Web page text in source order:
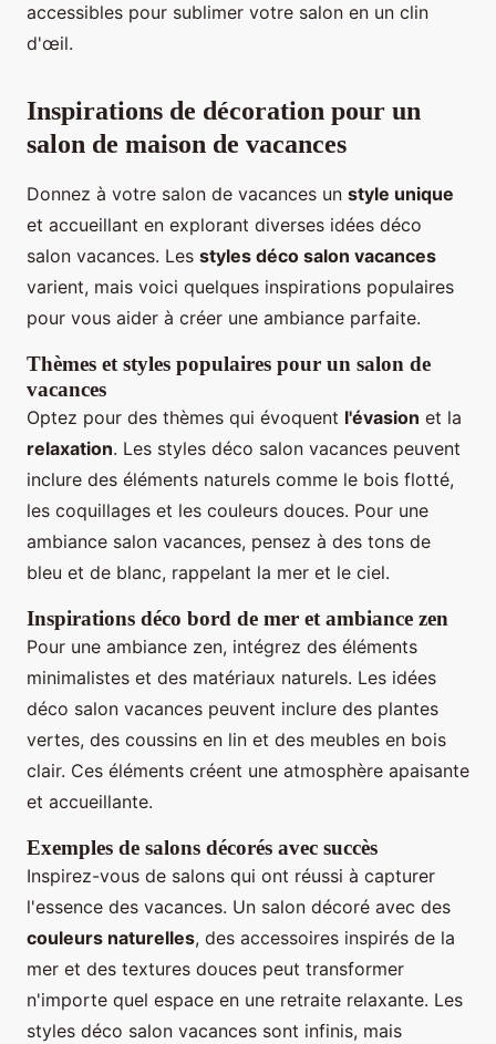
accessibles pour sublimer votre salon en un clin
d'œil.
Inspirations de décoration pour un
salon de maison de vacances
Donnez à votre salon de vacances un style unique
et accueillant en explorant diverses idées déco
salon vacances. Les styles déco salon vacances
varient, mais voici quelques inspirations populaires
pour vous aider à créer une ambiance parfaite.
Thèmes et styles populaires pour un salon de
vacances
Optez pour des thèmes qui évoquent l'évasion et la
relaxation. Les styles déco salon vacances peuvent
inclure des éléments naturels comme le bois flotté,
les coquillages et les couleurs douces. Pour une
ambiance salon vacances, pensez à des tons de
bleu et de blanc, rappelant la mer et le ciel.
Inspirations déco bord de mer et ambiance zen
Pour une ambiance zen, intégrez des éléments
minimalistes et des matériaux naturels. Les idées
déco salon vacances peuvent inclure des plantes
vertes, des coussins en lin et des meubles en bois
clair. Ces éléments créent une atmosphère apaisante
et accueillante.
Exemples de salons décorés avec succès
Inspirez-vous de salons qui ont réussi à capturer
l'essence des vacances. Un salon décoré avec des
couleurs naturelles, des accessoires inspirés de la
mer et des textures douces peut transformer
n'importe quel espace en une retraite relaxante. Les
styles déco salon vacances sont infinis, mais